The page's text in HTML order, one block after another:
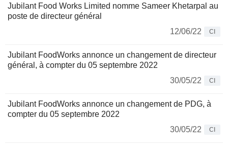
Jubilant Food Works Limited nomme Sameer Khetarpal au
poste de directeur général
12/06/22
CI
Jubilant FoodWorks annonce un changement de directeur
général, à compter du 05 septembre 2022
30/05/22
CI
Jubilant FoodWorks annonce un changement de PDG, à
compter du 05 septembre 2022
30/05/22
CI